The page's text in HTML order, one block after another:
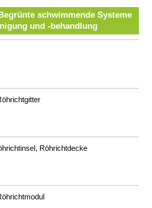
schwimmende Systeme
und -behandlung
Röhrichtdecke